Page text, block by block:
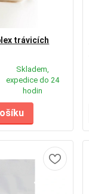
trávicích
Skladem,
expedice do 24
hodin